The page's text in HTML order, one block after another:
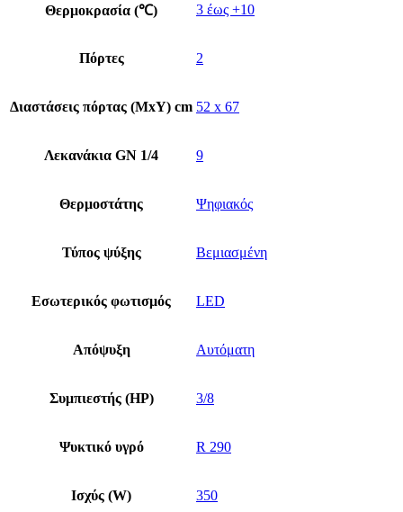
Θερμοκρασία (℃) 3 έως +10
Πόρτες 2
Διαστάσεις πόρτας (ΜxΥ) cm 52 x 67
Λεκανάκια GN 1/4 9
Θερμοστάτης Ψηφιακός
Τύπος ψύξης Βεμιασμένη
Εσωτερικός φωτισμός LED
Απόψυξη Αυτόματη
Συμπιεστής (HP) 3/8
Ψυκτικό υγρό R 290
Ισχύς (W) 350